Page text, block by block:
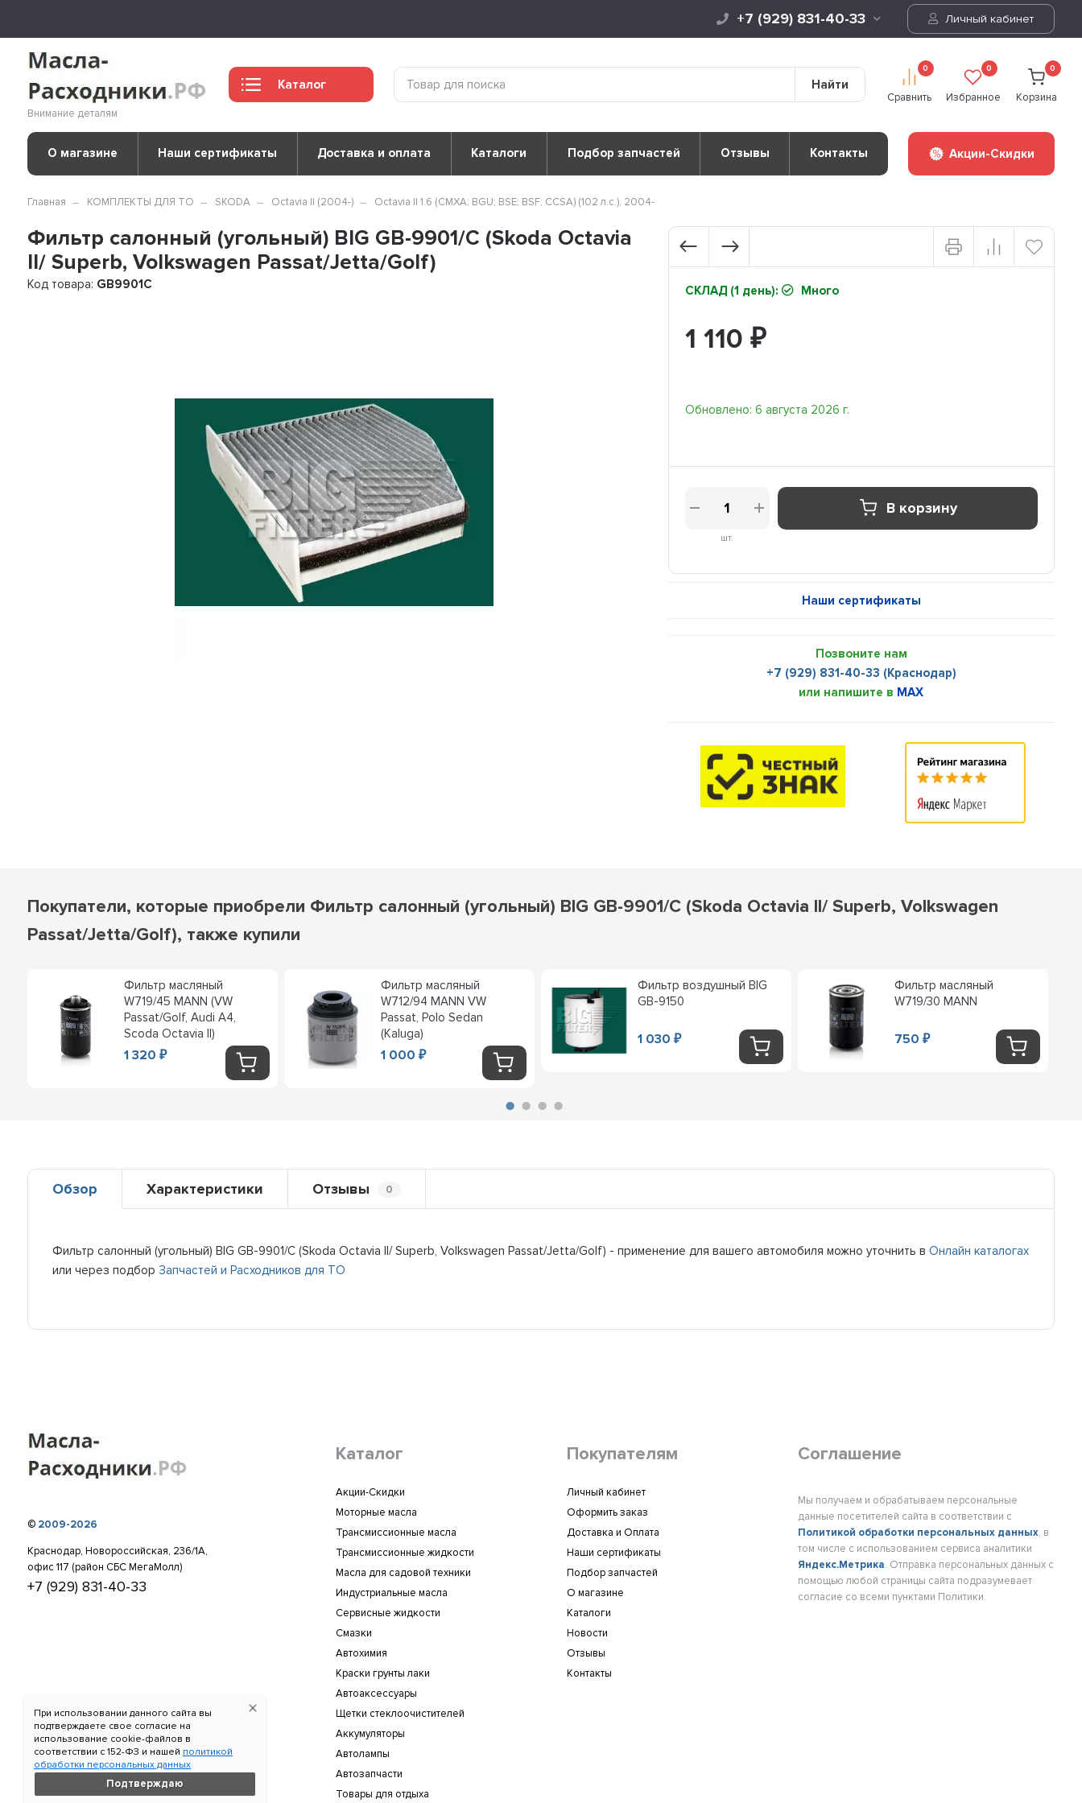
При использовании данного сайта вы
подтверждаете свое согласие на
использование cookie-файлов в
соответствии c 152-ФЗ и нашей политикой
обработки персональных данных
Подтверждаю
+7 (929) 831-40-33 Личный кабинет
Внимание деталям
Каталог Найти
0
Сравнить
0
Избранное
0
Корзина
О магазине Наши сертификаты Доставка и оплата Каталоги Подбор запчастей Отзывы Контакты Акции-Скидки
Главная КОМПЛЕКТЫ ДЛЯ ТО SKODA Octavia II (2004-) Octavia II 1.6 (CMXA; BGU; BSE; BSF; CCSA) (102 л.с.), 2004-
Фильтр салонный (угольный) BIG GB-9901/C (Skoda Octavia
II/ Superb, Volkswagen Passat/Jetta/Golf)
Код товара: GB9901C СКЛАД (1 день): Много
1 110 ₽
Обновлено: 6 августа 2026 г.
шт.
В корзину
Наши сертификаты
Позвоните нам
+7 (929) 831-40-33 (Краснодар)
или напишите в MAX
Покупатели, которые приобрели Фильтр салонный (угольный) BIG GB-9901/C (Skoda Octavia II/ Superb, Volkswagen
Passat/Jetta/Golf), также купили
Фильтр масляный
W719/45 MANN (VW
Passat/Golf, Audi A4,
Scoda Octavia II)
1 320₽
Фильтр масляный
W712/94 MANN VW
Passat, Polo Sedan
(Kaluga)
1 000₽
Фильтр воздушный BIG
GB-9150
1 030₽
Фильтр масляный
W719/30 MANN
750₽
Обзор Характеристики Отзывы 0
Фильтр салонный (угольный) BIG GB-9901/C (Skoda Octavia II/ Superb, Volkswagen Passat/Jetta/Golf) - применение для вашего автомобиля можно уточнить вОнлайн каталогах
или через подбор Запчастей и Расходников для ТО
© 2009-2026
Краснодар, Новороссийская, 236/1А,
офис 117 (район СБС МегаМолл)
+7 (929) 831-40-33
Каталог
Акции-Скидки
Моторные масла
Трансмиссионные масла
Трансмиссионные жидкости
Масла для садовой техники
Индустриальные масла
Сервисные жидкости
Смазки
Автохимия
Краски грунты лаки
Автоаксессуары
Щетки стеклоочистителей
Аккумуляторы
Автолампы
Автозапчасти
Товары для отдыха
Покупателям
Личный кабинет
Оформить заказ
Доставка и Оплата
Наши сертификаты
Подбор запчастей
О магазине
Каталоги
Новости
Отзывы
Контакты
Соглашение
Мы получаем и обрабатываем персональные
данные посетителей сайта в соответствии с
Политикой обработки персональных данных, в
том числе с использованием сервиса аналитики
Яндекс.Метрика. Отправка персональных данных с
помощью любой страницы сайта подразумевает
согласие со всеми пунктами Политики.